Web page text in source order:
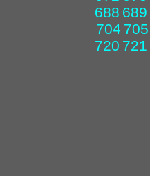
688 689
704 705
720 721